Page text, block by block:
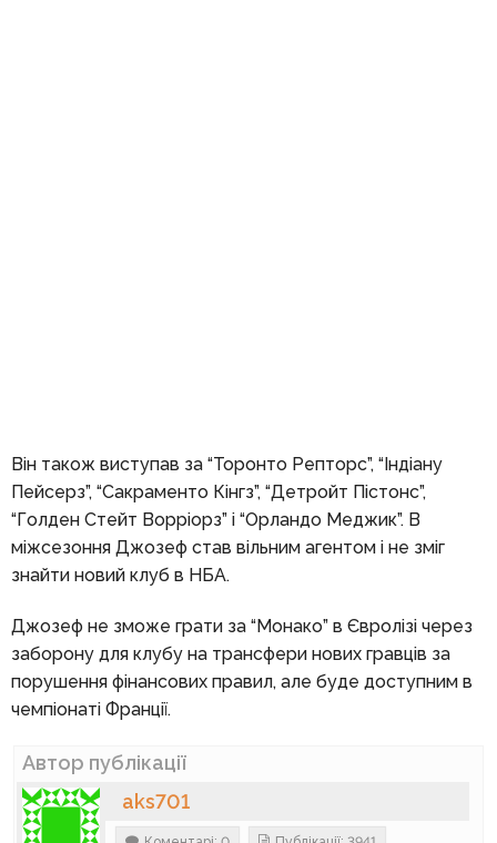
Він також виступав за “Торонто Репторс”, “Індіану
Пейсерз”, “Сакраменто Кінгз”, “Детройт Пістонс”,
“Голден Стейт Ворріорз” і “Орландо Меджик”. В
міжсезоння Джозеф став вільним агентом і не зміг
знайти новий клуб в НБА.
Джозеф не зможе грати за “Монако” в Євролізі через
заборону для клубу на трансфери нових гравців за
порушення фінансових правил, але буде доступним в
чемпіонаті Франції.
Автор публікації
aks701